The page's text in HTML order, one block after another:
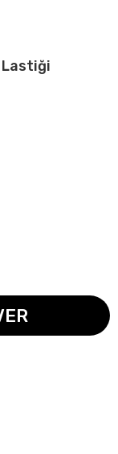
Lastiği